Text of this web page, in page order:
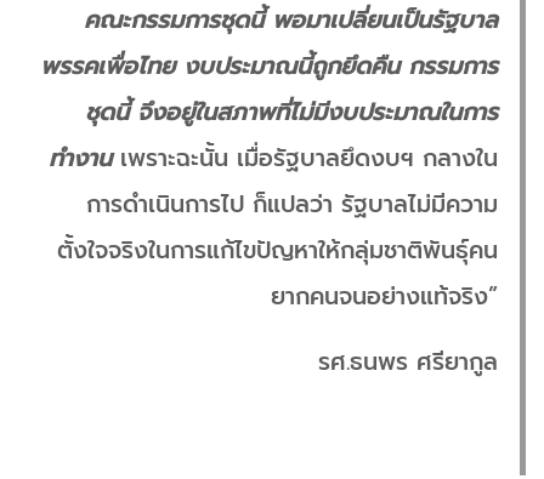
คณะกรรมการชุดนี้ พอมาเปลี่ยนเป็นรัฐบาล
พรรคเพื่อไทย งบประมาณนี้ถูกยึดคืน กรรมการ
ชุดนี้ จึงอยู่ในสภาพที่ไม่มีงบประมาณในการ
ทำงานเพราะฉะนั้น เมื่อรัฐบาลยึดงบฯ กลางใน
การดำเนินการไป ก็แปลว่า รัฐบาลไม่มีความ
ตั้งใจจริงในการแก้ไขปัญหาให้กลุ่มชาติพันธุ์คน
ยากคนจนอย่างแท้จริง”
รศ.ธนพร ศรียากูล